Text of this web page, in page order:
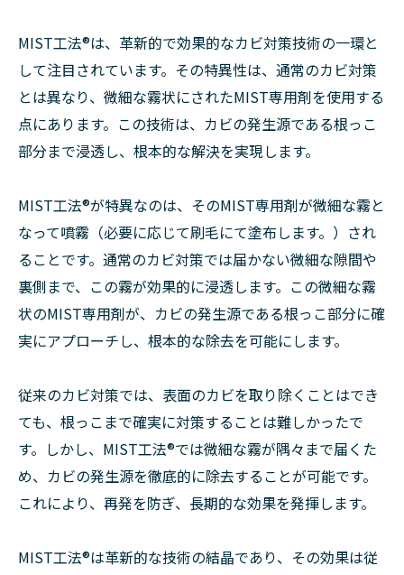
MIST工法®は、革新的で効果的なカビ対策技術の一環と
して注目されています。その特異性は、通常のカビ対策
とは異なり、微細な霧状にされたMIST専用剤を使用する
点にあります。この技術は、カビの発生源である根っこ
部分まで浸透し、根本的な解決を実現します。
MIST工法®が特異なのは、そのMIST専用剤が微細な霧と
なって噴霧（必要に応じて刷毛にて塗布します。）され
ることです。通常のカビ対策では届かない微細な隙間や
裏側まで、この霧が効果的に浸透します。この微細な霧
状のMIST専用剤が、カビの発生源である根っこ部分に確
実にアプローチし、根本的な除去を可能にします。
従来のカビ対策では、表面のカビを取り除くことはでき
ても、根っこまで確実に対策することは難しかったで
す。しかし、MIST工法®では微細な霧が隅々まで届くた
め、カビの発生源を徹底的に除去することが可能です。
これにより、再発を防ぎ、長期的な効果を発揮します。
MIST工法®は革新的な技術の結晶であり、その効果は従